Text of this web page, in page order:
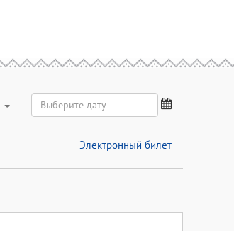
Электронный билет